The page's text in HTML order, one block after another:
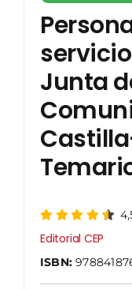
EDITORIALES
CATÁLOGOS
LISTADOS
NOSOTROS
Junta
Editorial CEP
ISBN: